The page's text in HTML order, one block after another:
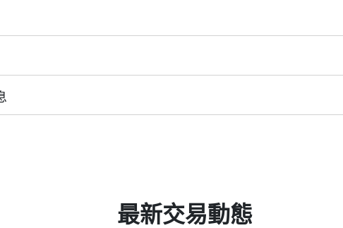
保證金5%）
杆為交易帳戶杠杆（最高1:20）
於全球8個主要交易所 -
股, 加拿大股票- 0.03加元/股. 當開立和結清頭寸時收取手續費.
1結算貨幣, 中國股票最低手續費為8HKD, 日本股票 -100JPY, 加拿
調整，
最新交易動態